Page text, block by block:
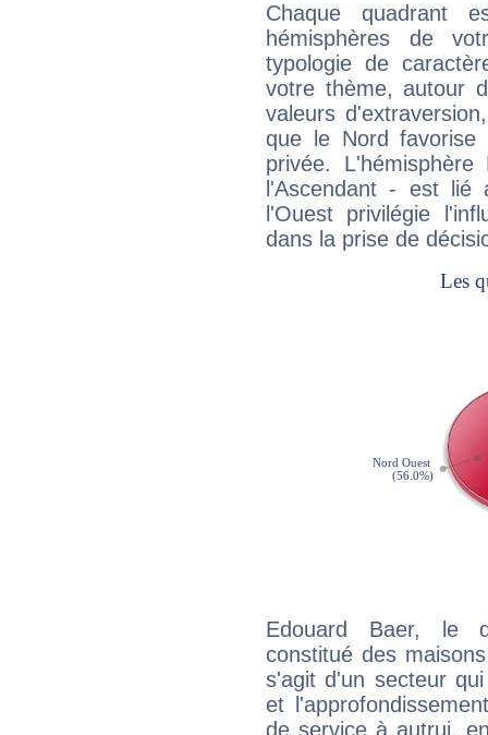
Chaque quadrant
hémisphères de
typologie de
votre thème, autour
valeurs
que le Nord favorise
privée.
l'Ascendant - est
l'Ouest privilégie
dans la prise de
Edouard Baer, le
constitué des
s'agit d'un secteur
et
de service à autrui,